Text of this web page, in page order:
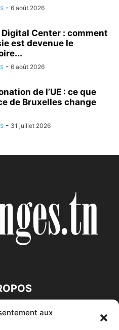
aux
- 6 août 2026
Digital Center : comment
est devenue le
- 6 août 2026
de l’UE : ce que
de Bruxelles change
- 31 juillet 2026
NOUS